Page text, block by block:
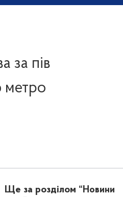
за пів
метро
Ще за розділом “Новини